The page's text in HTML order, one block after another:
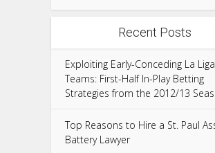
Recent Posts
Exploiting Early-Conceding La Liga
Teams: First-Half In-Play Betting
Strategies from the 2012/13
Top Reasons to Hire a St. Paul
Battery Lawyer